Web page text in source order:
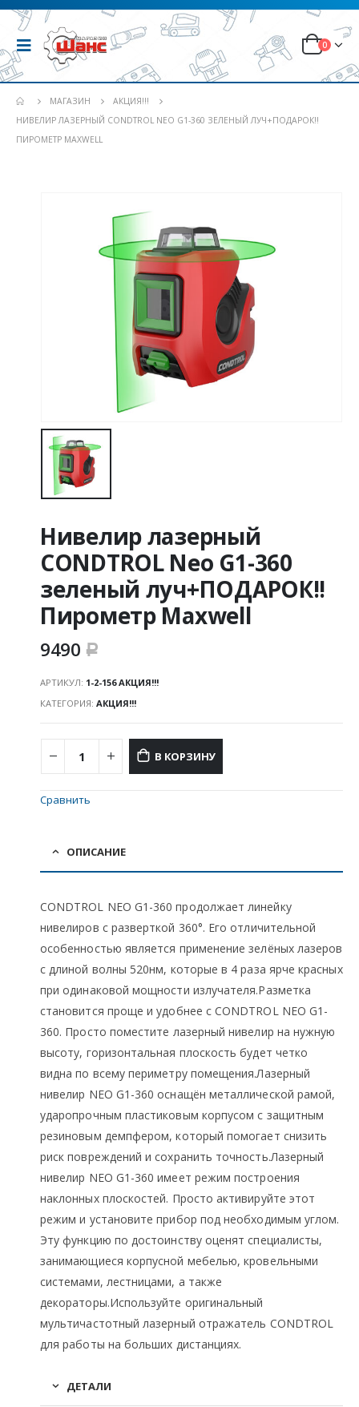
0
МАГАЗИН
АКЦИЯ!!!
НИВЕЛИР ЛАЗЕРНЫЙ CONDTROL NEO G1-360 ЗЕЛЕНЫЙ ЛУЧ+ПОДАРОК!!
ПИРОМЕТР MAXWELL
Нивелир лазерный
CONDTROL Neo G1-360
зеленый луч+ПОДАРОК!!
Пирометр Maxwell
9490 Р
АРТИКУЛ: 1-2-156 АКЦИЯ!!!
КАТЕГОРИЯ: АКЦИЯ!!!
В КОРЗИНУ
Сравнить
ОПИСАНИЕ
CONDTROL NEO G1-360 продолжает линейку
нивелиров с разверткой 360°. Его отличительной
особенностью является применение зелёных лазеров
с длиной волны 520нм, которые в 4 раза ярче красных
при одинаковой мощности излучателя.Разметка
становится проще и удобнее с CONDTROL NEO G1-
360. Просто поместите лазерный нивелир на нужную
высоту, горизонтальная плоскость будет четко
видна по всему периметру помещения.Лазерный
нивелир NEO G1-360 оснащён металлической рамой,
ударопрочным пластиковым корпусом с защитным
резиновым демпфером, который помогает снизить
риск повреждений и сохранить точность.Лазерный
нивелир NEO G1-360 имеет режим построения
наклонных плоскостей. Просто активируйте этот
режим и установите прибор под необходимым углом.
Эту функцию по достоинству оценят специалисты,
занимающиеся корпусной мебелью, кровельными
системами, лестницами, а также
декораторы.Используйте оригинальный
мультичастотный лазерный отражатель CONDTROL
для работы на больших дистанциях.
ДЕТАЛИ